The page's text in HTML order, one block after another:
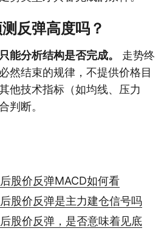
反弹高度吗？
能分析结构是否完成。
走势终
然结束的规律，不提供价格目
他技术指标（如均线、压力
判断。
股价反弹MACD如何看
股价反弹是主力建仓信号吗
股价反弹，是否意味着见底